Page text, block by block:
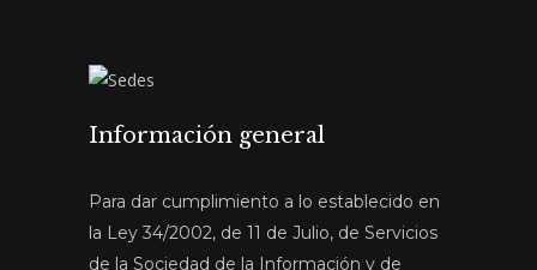
Información general
Para dar cumplimiento a lo establecido en
la Ley 34/2002, de 11 de Julio, de Servicios
de la Sociedad de la Información y de